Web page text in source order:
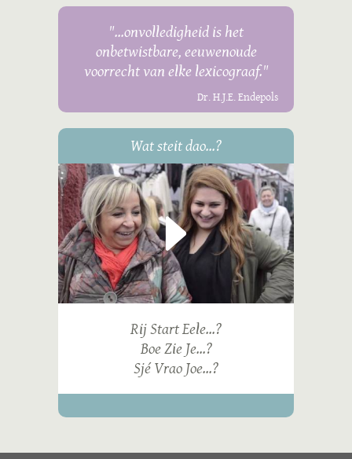
"...onvolledigheid is het
onbetwistbare, eeuwenoude
voorrecht van elke lexicograaf."
Dr. H.J.E. Endepols
Wat steit dao...?
Rij Start Eele...?
Boe Zie Je...?
Sjé Vrao Joe...?